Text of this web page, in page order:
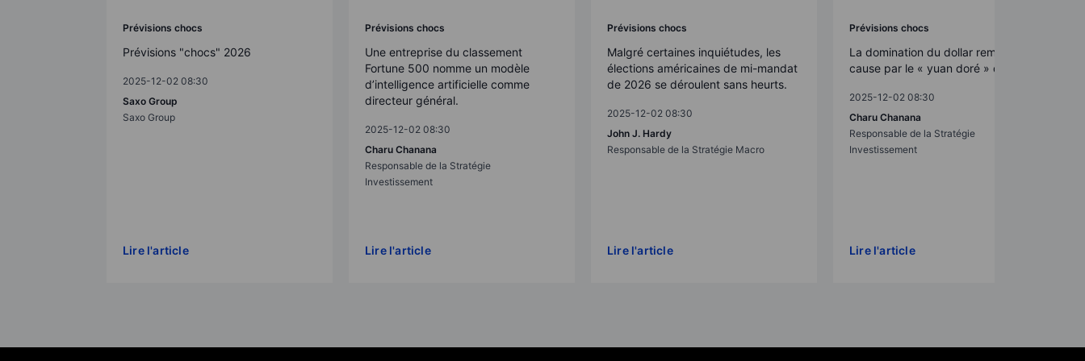
Prévisions chocs
Prévisions "chocs" 2026
2025-12-02 08:30
Saxo Group
Saxo Group
Lire l'article
Prévisions chocs
Une entreprise du classement
Fortune 500 nomme un modèle
d’intelligence artificielle comme
directeur général.
2025-12-02 08:30
Charu Chanana
Responsable de la Stratégie
Investissement
Lire l'article
Prévisions chocs
Malgré certaines inquiétudes, les
élections américaines de mi-mandat
de 2026 se déroulent sans heurts.
2025-12-02 08:30
John J. Hardy
Responsable de la Stratégie Macro
Lire l'article
Prévisions chocs
La domination du dollar remise en
cause par le « yuan doré » de Pékin
2025-12-02 08:30
Charu Chanana
Responsable de la Stratégie
Investissement
Lire l'article